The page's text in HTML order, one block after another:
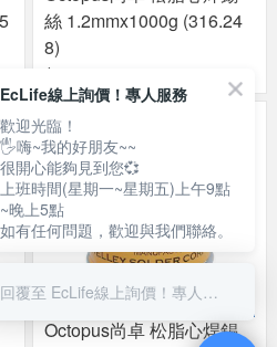
絲 1.2mmx1000g (316.24
8)
$2150
Octopus尚卓 松脂心焊錫
EcLife線上詢價！專人服務
歡迎光臨！
🖐嗨~我的好朋友~~
很開心能夠見到您💞
上班時間(星期一~星期五)上午9點
~晚上5點
如有任何問題，歡迎與我們聯絡。
回覆至 EcLife線上詢價！專人服務